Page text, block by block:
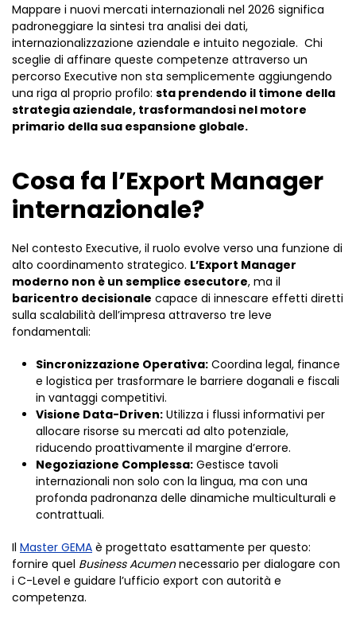
Mappare i nuovi mercati internazionali nel 2026 significa
padroneggiare la sintesi tra analisi dei dati,
internazionalizzazione aziendale e intuito negoziale. Chi
sceglie di affinare queste competenze attraverso un
percorso Executive non sta semplicemente aggiungendo
una riga al proprio profilo: sta prendendo il timone della
strategia aziendale, trasformandosi nel motore
primario della sua espansione globale.
Cosa fa l’Export Manager
internazionale?
Nel contesto Executive, il ruolo evolve verso una funzione di
alto coordinamento strategico. L’Export Manager
moderno non è un semplice esecutore, ma il
baricentro decisionale capace di innescare effetti diretti
sulla scalabilità dell’impresa attraverso tre leve
fondamentali:
Sincronizzazione Operativa: Coordina legal, finance
e logistica per trasformare le barriere doganali e fiscali
in vantaggi competitivi.
Visione Data-Driven: Utilizza i flussi informativi per
allocare risorse su mercati ad alto potenziale,
riducendo proattivamente il margine d’errore.
Negoziazione Complessa: Gestisce tavoli
internazionali non solo con la lingua, ma con una
profonda padronanza delle dinamiche multiculturali e
contrattuali.
Il Master GEMA è progettato esattamente per questo:
fornire quel Business Acumennecessario per dialogare con
i C-Level e guidare l’ufficio export con autorità e
competenza.